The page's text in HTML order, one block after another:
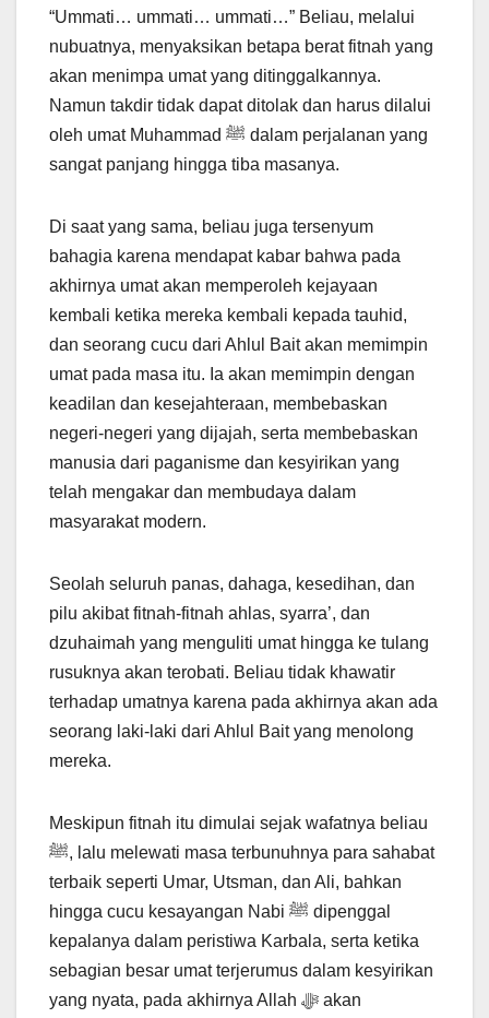
“Ummati… ummati… ummati…” Beliau, melalui
nubuatnya, menyaksikan betapa berat fitnah yang
akan menimpa umat yang ditinggalkannya.
Namun takdir tidak dapat ditolak dan harus dilalui
oleh umat Muhammad ﷺ dalam perjalanan yang
sangat panjang hingga tiba masanya.
Di saat yang sama, beliau juga tersenyum
bahagia karena mendapat kabar bahwa pada
akhirnya umat akan memperoleh kejayaan
kembali ketika mereka kembali kepada tauhid,
dan seorang cucu dari Ahlul Bait akan memimpin
umat pada masa itu. Ia akan memimpin dengan
keadilan dan kesejahteraan, membebaskan
negeri-negeri yang dijajah, serta membebaskan
manusia dari paganisme dan kesyirikan yang
telah mengakar dan membudaya dalam
masyarakat modern.
Seolah seluruh panas, dahaga, kesedihan, dan
pilu akibat fitnah-fitnah ahlas, syarra’, dan
dzuhaimah yang menguliti umat hingga ke tulang
rusuknya akan terobati. Beliau tidak khawatir
terhadap umatnya karena pada akhirnya akan ada
seorang laki-laki dari Ahlul Bait yang menolong
mereka.
Meskipun fitnah itu dimulai sejak wafatnya beliau
ﷺ, lalu melewati masa terbunuhnya para sahabat
terbaik seperti Umar, Utsman, dan Ali, bahkan
hingga cucu kesayangan Nabi ﷺ dipenggal
kepalanya dalam peristiwa Karbala, serta ketika
sebagian besar umat terjerumus dalam kesyirikan
yang nyata, pada akhirnya Allah ﷻ akan